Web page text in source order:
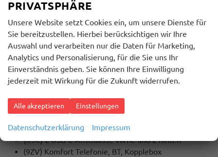
Lichtverteilung
(KA2) Rückfahrkamera
(4E6) Komfortöffnung mit elektrischer
Heckklappenbedienung (Virtuelles Pedal)
(QR9) Verkehrszeichenerkennung
MULTIMEDIA UND KOMMUNIKATION:
(9WJ) Wired & Wireless Smart Link+ (Navigation
über App Connect möglich (kompatibles
Smartphone erforderlich))
(U9C) 2 USB-C Anschlüsse vorne und 2 hinten
(9ZV) Komfort Telefonie, BT, Kopplebox
PRIVATSPHÄRE
Unsere Website setzt Cookies ein, um unsere Dienste für
Sie bereitzustellen. Hierbei berücksichtigen wir Ihre
Auswahl und verarbeiten nur die Daten für Marketing,
Analytics und Personalisierung, für die Sie uns Ihr
Einverständnis geben. Sie können Ihre Einwilligung
jederzeit mit Wirkung für die Zukunft widerrufen.
Alle akzeptieren Einstellungen
Datenschutzerklärung Impressum